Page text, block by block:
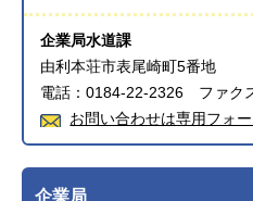
企業局水道課
由利本荘市表尾崎町5番地
電話：0184-22-2326 ファク
お問い合わせは専用フォ
企業局